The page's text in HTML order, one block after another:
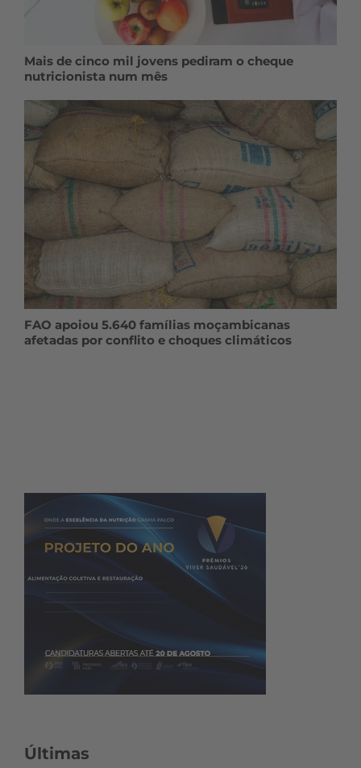
Mais de cinco mil jovens pediram o cheque
nutricionista num mês
FAO apoiou 5.640 famílias moçambicanas
afetadas por conflito e choques climáticos
Últimas